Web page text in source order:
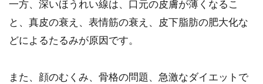
一方、深いほうれい線は、口元の皮膚が薄くなるこ
と、真皮の衰え、表情筋の衰え、皮下脂肪の肥大化な
どによるたるみが原因です。
また、顔のむくみ、骨格の問題、急激なダイエットで